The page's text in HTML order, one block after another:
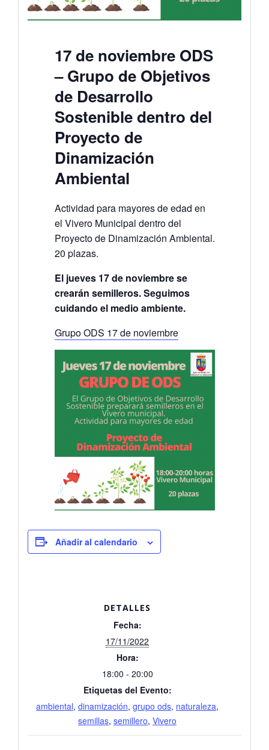
17 de noviembre ODS
– Grupo de Objetivos
de Desarrollo
Sostenible dentro del
Proyecto de
Dinamización
Ambiental
Actividad para mayores de edad en
el Vivero Municipal dentro del
Proyecto de Dinamización Ambiental.
20 plazas.
El jueves 17 de noviembre se
crearán semilleros. Seguimos
cuidando el medio ambiente.
Grupo ODS 17 de noviembre
Añadir al calendario
DETALLES
Fecha:
17/11/2022
Hora:
18:00 - 20:00
Etiquetas del Evento:
ambiental, dinamización, grupo ods, naturaleza,
semillas, semillero, Vivero